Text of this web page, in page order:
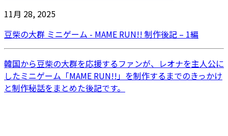
11月 28, 2025
豆柴の大群 ミニゲーム - MAME RUN!! 制作後記 – 1編
韓国から豆柴の大群を応援するファンが、レオナを主人公に
したミニゲーム「MAME RUN!!」を制作するまでのきっかけ
と制作秘話をまとめた後記です。